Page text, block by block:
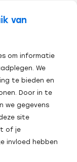
van
om informatie
We
te bieden en
Door in te
we gegevens
site
of je
invloed hebben